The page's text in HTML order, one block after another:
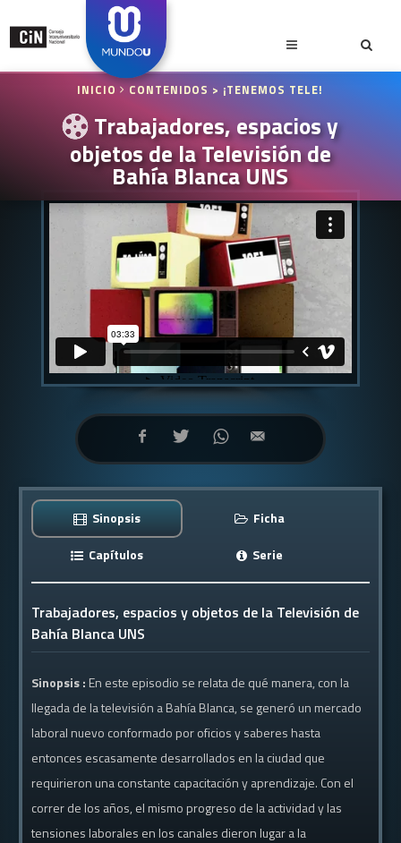
INICIO CONTENIDOS > ¡TENEMOS TELE!
Trabajadores, espacios y
objetos de la Televisión de
Bahía Blanca UNS
Sinopsis
Ficha
Capítulos
Serie
Trabajadores, espacios y objetos de la Televisión de
Bahía Blanca UNS
Sinopsis : En este episodio se relata de qué manera, con la
llegada de la televisión a Bahía Blanca, se generó un mercado
laboral nuevo conformado por oficios y saberes hasta
entonces escasamente desarrollados en la ciudad que
requirieron una constante capacitación y aprendizaje. Con el
correr de los años, el mismo progreso de la actividad y las
tensiones laborales en los canales dieron lugar a la